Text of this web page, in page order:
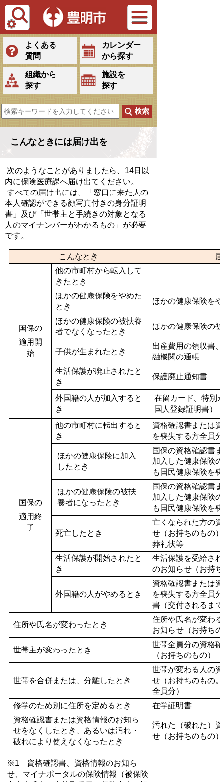
Tiếng Việt
よくある
質問
カレンダー
から探す
組織から
探す
施設を
探す
こんなときには届け出を
次のようなことがありましたら、14日以
内に保険医療課へ届け出てください。
すべての届け出には、「窓口に来た人の
本人確認ができる顔写真付きの身分証明
書」及び「世帯主と手続きの対象となる
人のマイナンバーがわかるもの」が必要
です。
こんなとき
国保の
適用開
始
他の市町村から転入して
きたとき
ほかの健康保険をやめた
とき
ほかの健康保険を
ほかの健康保険の被扶養
者でなくなったとき
ほかの健康保険の
子供が生まれたとき
出産費用の領収書
融機関の通帳
生活保護が廃止されたと
き
保護廃止通知書
外国籍の人が加入すると
き
在留カード、特別
国人登録証明書）
国保の
適用終
了
他の市町村に転出すると
き
資格確認書または
を喪失する方全員
ほかの健康保険に加入
したとき
国保の資格確認書
加入した健康保険
も国民健康保険を
ほかの健康保険の被扶
養者になったとき
国保の資格確認書
加入した健康保険
も国民健康保険を
死亡したとき
亡くなられた方の
せ（お持ちのもの
葬礼状等
生活保護が開始されたと
き
生活保護を受給さ
のお知らせ（お持
外国籍の人がやめるとき
資格確認書または
を喪失する方全員
書（交付されるま
住所や氏名が変わったとき
住所や氏名が変わ
お知らせ（お持ち
世帯主が変わったとき
世帯全員分の資格
（お持ちのもの）
世帯を合併または、分離したとき
世帯が変わる人の
せ（お持ちのもの
全員分）
修学のため別に住所を定めるとき
在学証明書
資格確認書または資格情報のお知ら
せをなくしたとき、あるいは汚れ・
破れにより使えなくなったとき
汚れた（破れた）
せ（お持ちのも
※1 資格確認書、資格情報のお知ら
せ、マイナポータルの保険情報（被保険